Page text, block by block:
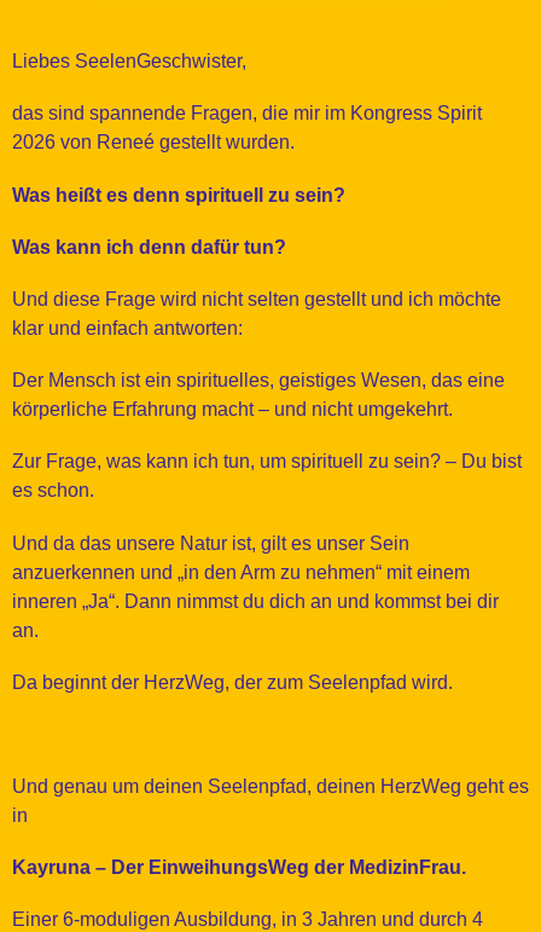
Liebes SeelenGeschwister,
das sind spannende Fragen, die mir im Kongress Spirit
2026 von Reneé gestellt wurden.
Was heißt es denn spirituell zu sein?
Was kann ich denn dafür tun?
Und diese Frage wird nicht selten gestellt und ich möchte
klar und einfach antworten:
Der Mensch ist ein spirituelles, geistiges Wesen, das eine
körperliche Erfahrung macht – und nicht umgekehrt.
Zur Frage, was kann ich tun, um spirituell zu sein? – Du bist
es schon.
Und da das unsere Natur ist, gilt es unser Sein
anzuerkennen und „in den Arm zu nehmen“ mit einem
inneren „Ja“. Dann nimmst du dich an und kommst bei dir
an.
Da beginnt der HerzWeg, der zum Seelenpfad wird.
Und genau um deinen Seelenpfad, deinen HerzWeg geht es
in
Kayruna – Der EinweihungsWeg der MedizinFrau.
Einer 6-moduligen Ausbildung, in 3 Jahren und durch 4